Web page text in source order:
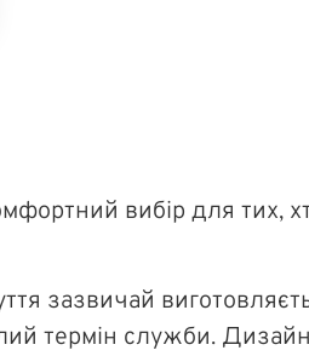
вибір для тих,
зазвичай
термін служби.